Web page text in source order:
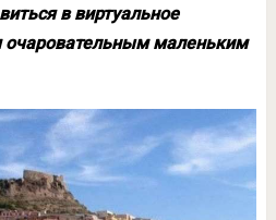
в виртуальное
маленьким